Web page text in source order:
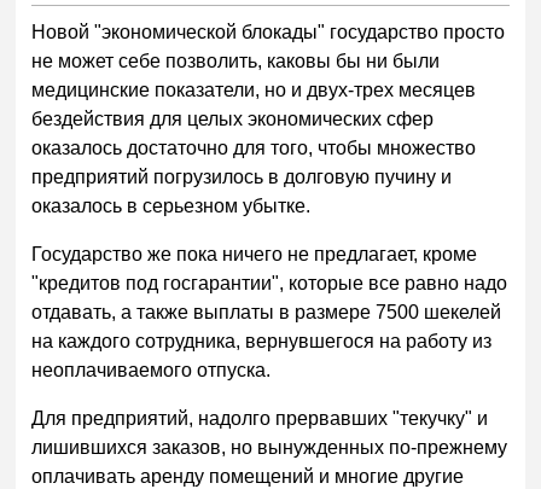
Новой "экономической блокады" государство просто
не может себе позволить, каковы бы ни были
медицинские показатели, но и двух-трех месяцев
бездействия для целых экономических сфер
оказалось достаточно для того, чтобы множество
предприятий погрузилось в долговую пучину и
оказалось в серьезном убытке.
Государство же пока ничего не предлагает, кроме
"кредитов под госгарантии", которые все равно надо
отдавать, а также выплаты в размере 7500 шекелей
на каждого сотрудника, вернувшегося на работу из
неоплачиваемого отпуска.
Для предприятий, надолго прервавших "текучку" и
лишившихся заказов, но вынужденных по-прежнему
оплачивать аренду помещений и многие другие